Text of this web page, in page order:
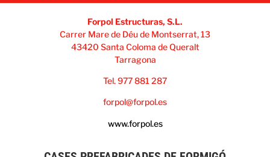
Forpol Estructuras, S.L.
Carrer Mare de Déu de Montserrat, 13
43420 Santa Coloma de Queralt
Tarragona
Tel. 977 881 287
forpol@forpol.es
www.forpol.es